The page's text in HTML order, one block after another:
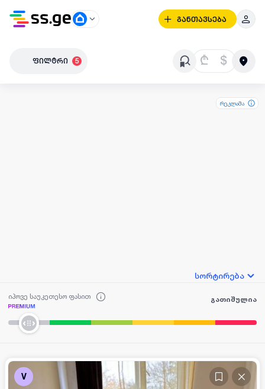
განთავსება
ფილტრი 5 ₾ $
რეკლამა
სორტირება
იპოვე საუკეთესო ფასით გათიშულია
V